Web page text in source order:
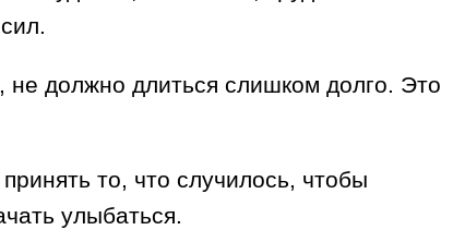
не должно длиться слишком долго. Это
то, что случилось, чтобы
улыбаться.